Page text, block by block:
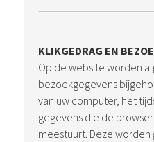
KLIKGEDRAG EN
Op de website worden
bezoekgegevens
van uw computer, het
gegevens die de
meestuurt. Deze